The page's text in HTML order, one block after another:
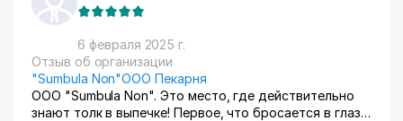
6 февраля 2025 г.
Отзыв об организации
"Sumbula Non"ООО Пекарня
ООО "Sumbula Non". Это место, где действительно
знают толк в выпечке! Первое, что бросается в глаза